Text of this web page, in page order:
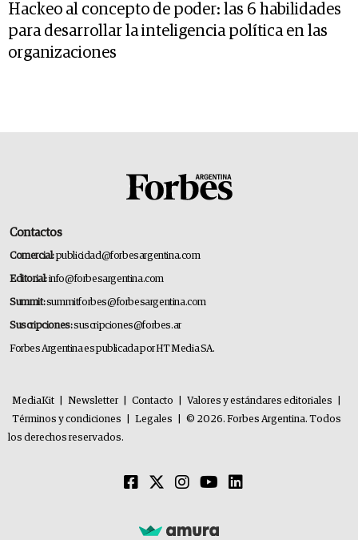
Hackeo al concepto de poder: las 6 habilidades
para desarrollar la inteligencia política en las
organizaciones
Contactos
Comercial:publicidad@forbesargentina.com
Editorial:info@forbesargentina.com
Summit:summitforbes@forbesargentina.com
Suscripciones:suscripciones@forbes.ar
Forbes Argentina es publicada por HT Media SA.
MediaKit Newsletter Contacto Valores y estándares editoriales
Términos y condiciones
Legales
© 2026. Forbes Argentina. Todos
los derechos reservados.